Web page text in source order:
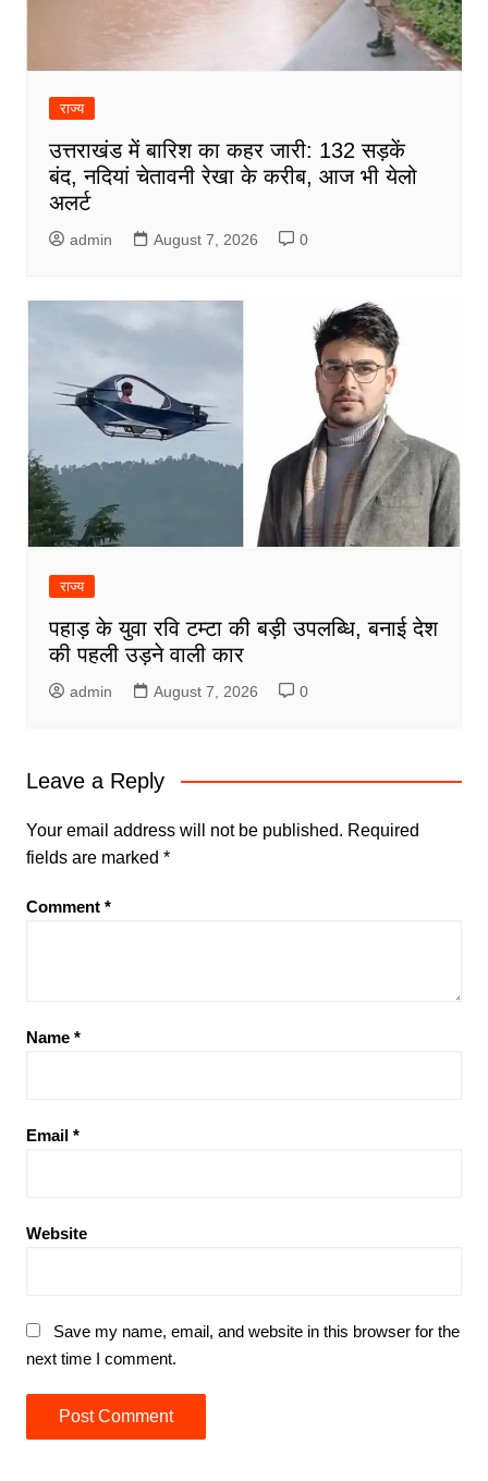
राज्य
उत्तराखंड में बारिश का कहर जारी: 132 सड़कें
बंद, नदियां चेतावनी रेखा के करीब, आज भी येलो
अलर्ट
admin August 7, 2026 0
राज्य
पहाड़ के युवा रवि टम्टा की बड़ी उपलब्धि, बनाई देश
की पहली उड़ने वाली कार
admin August 7, 2026 0
Leave a Reply
Your email address will not be published. Required
fields are marked *
Comment *
Name *
Email *
Website
Save my name, email, and website in this browser for the
next time I comment.